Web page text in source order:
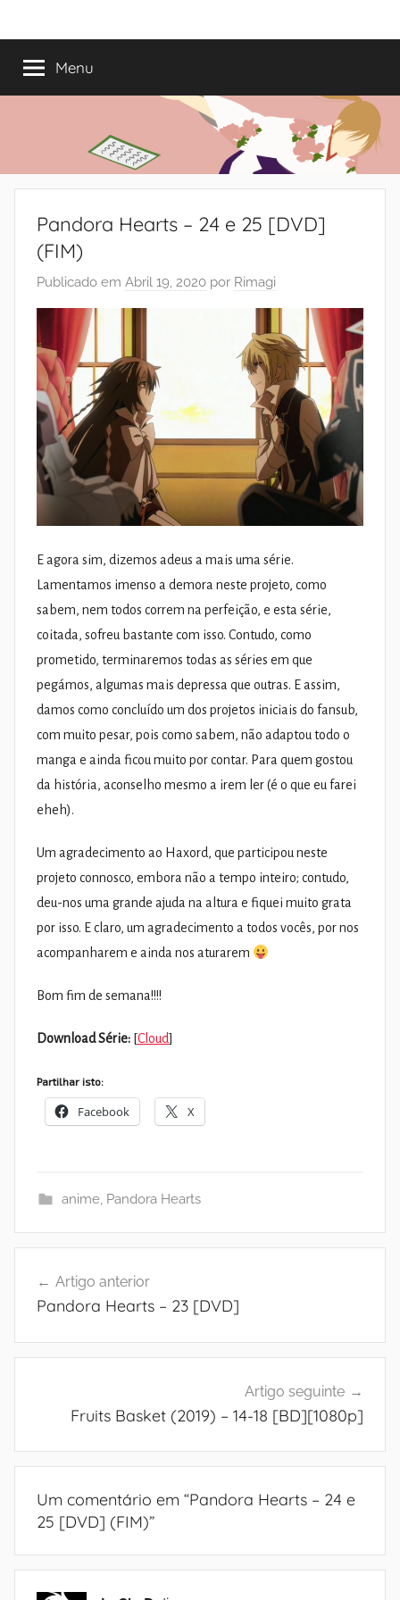
paraMundo
do
Shoujo
anos
a
romances
Menu
Pandora Hearts – 24 e 25 [DVD]
(FIM)
Publicado em Abril 19, 2020 por Rimagi
E agora sim, dizemos adeus a mais uma série.
Lamentamos imenso a demora neste projeto, como
sabem, nem todos correm na perfeição, e esta série,
coitada, sofreu bastante com isso. Contudo, como
prometido, terminaremos todas as séries em que
pegámos, algumas mais depressa que outras. E assim,
damos como concluído um dos projetos iniciais do fansub,
com muito pesar, pois como sabem, não adaptou todo o
manga e ainda ficou muito por contar. Para quem gostou
da história, aconselho mesmo a irem ler (é o que eu farei
eheh).
Um agradecimento ao Haxord, que participou neste
projeto connosco, embora não a tempo inteiro; contudo,
deu-nos uma grande ajuda na altura e fiquei muito grata
por isso. E claro, um agradecimento a todos vocês, por nos
acompanharem e ainda nos aturarem
Bom fim de semana!!!!
Download Série: [Cloud]
Partilhar isto:
Facebook X
anime, Pandora Hearts
de
Artigo anterior
Pandora Hearts – 23 [DVD]
Artigo seguinte
Fruits Basket (2019) – 14-18 [BD][1080p]
Um comentário em “Pandora Hearts – 24 e
25 [DVD] (FIM)”